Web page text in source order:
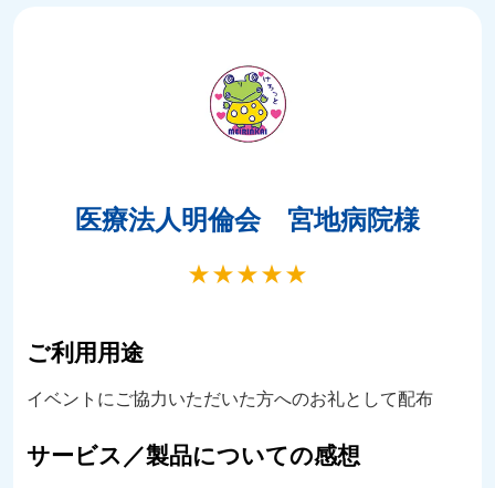
医療法人明倫会 宮地病院様
★★★★★
ご利用用途
イベントにご協力いただいた方へのお礼として配布
サービス／製品についての感想